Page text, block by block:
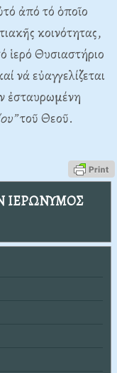
ἀπό τό ὁποῖο
κοινότητας,
ἱερό Θυσιαστήριο
νά εὐαγγελίζεται
ἐσταυρωμένη
τοῦ Θεοῦ.
ΙΕΡΩΝΥΜΟΣ